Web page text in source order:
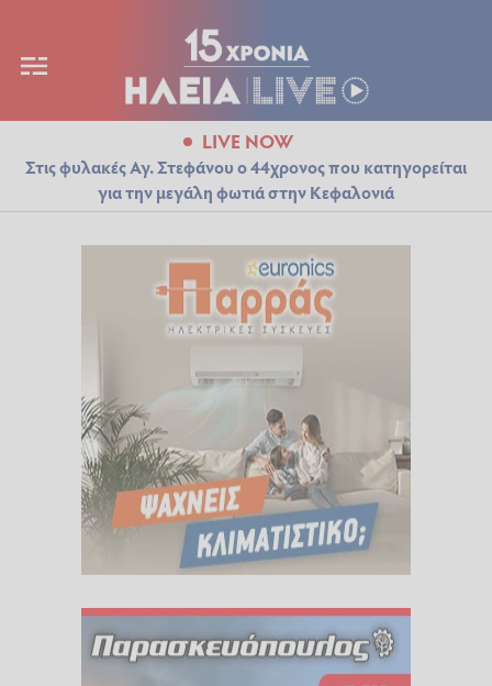
LIVE NOW
Στις φυλακές Αγ. Στεφάνου ο 44χρονος που κατηγορείται
για την μεγάλη φωτιά στην Κεφαλονιά